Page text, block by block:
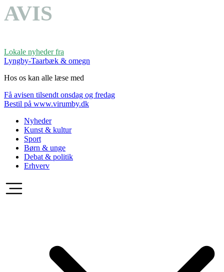
AVIS
Lokale nyheder fra
Lyngby-Taarbæk & omegn
Hos os kan alle læse med
Få avisen tilsendt onsdag og fredag
Bestil på www.virumby.dk
Nyheder
Kunst & kultur
Sport
Børn & unge
Debat & politik
Erhverv